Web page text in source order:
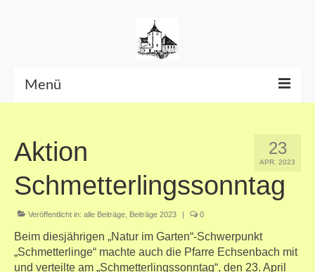
Menü
Datenschutzerklärung 23
APR. 2023
Aktion
Schmetterlingssonntag
Veröffentlicht in: alle Beiträge Beiträge 2023 | 0
Beim diesjährigen „Natur im Garten“-Schwerpunkt
„Schmetterlinge“ machte auch die Pfarre Echsenbach mit
und verteilte am „Schmetterlingssonntag“, den 23. April